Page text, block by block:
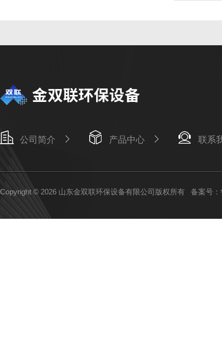
公司简介 产品中心 联系
Copyright © 2026 山东金双联环保设备有限公司版权所有 备案号